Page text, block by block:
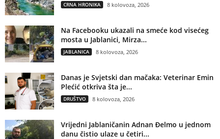
CRNA HRONIKA 8 kolovoza, 2026
Na Facebooku ukazali na smeće kod visećeg
mosta u Jablanici, Mirza...
JABLANICA 8 kolovoza, 2026
Danas je Svjetski dan mačaka: Veterinar Emin
Plećić otkriva šta je...
DRUŠTVO 8 kolovoza, 2026
Vrijedni Jablaničanin Adnan Đelmo u jednom
danu čistio ulaze u četiri...